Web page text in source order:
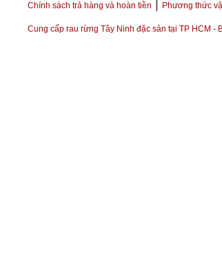
Chính sách trả hàng và hoàn tiền Phương thức
Cung cấp rau rừng Tây Ninh đặc sản tại TP HCM -